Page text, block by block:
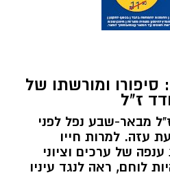
סיפורו ומורשתו של
ז"ל
מבאר-שבע נפל לפני
עזה. למרות חייו
של ערכים וציוני
לוחם, ראה לנגד עיניו